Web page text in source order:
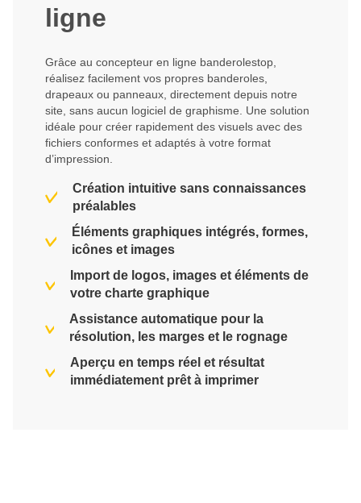
ligne
Grâce au concepteur en ligne banderolestop,
réalisez facilement vos propres banderoles,
drapeaux ou panneaux, directement depuis notre
site, sans aucun logiciel de graphisme. Une solution
idéale pour créer rapidement des visuels avec des
fichiers conformes et adaptés à votre format
d’impression.
Création intuitive sans connaissances
préalables
Éléments graphiques intégrés, formes,
icônes et images
Import de logos, images et éléments de
votre charte graphique
Assistance automatique pour la
résolution, les marges et le rognage
Aperçu en temps réel et résultat
immédiatement prêt à imprimer